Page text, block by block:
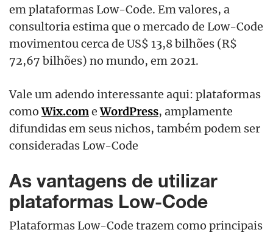
em plataformas Low-Code. Em valores, a
consultoria estima que o mercado de Low-Code
movimentou cerca de US$ 13,8 bilhões (R$
72,67 bilhões) no mundo, em 2021.
Vale um adendo interessante aqui: plataformas
comoWix.comeWordPress, amplamente
difundidas em seus nichos, também podem ser
consideradas Low-Code
As vantagens de utilizar
plataformas Low-Code
Plataformas Low-Code trazem como principais